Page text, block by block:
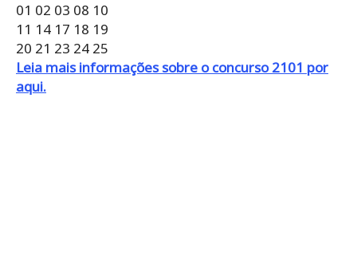
01 02 03 08 10
11 14 17 18 19
20 21 23 24 25
Leia mais informações sobre o concurso 2101 por
aqui.